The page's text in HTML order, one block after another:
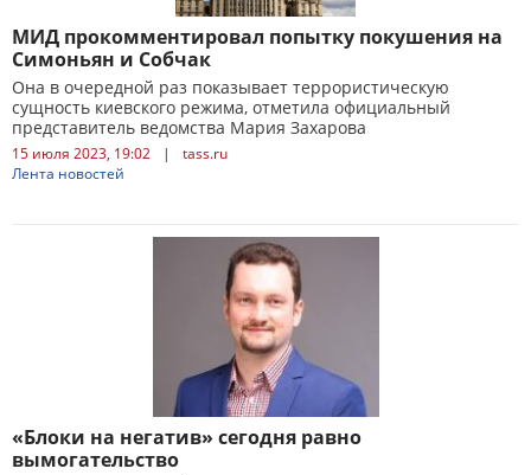
МИД прокомментировал попытку покушения на
Симоньян и Собчак
Она в очередной раз показывает террористическую
сущность киевского режима, отметила официальный
представитель ведомства Мария Захарова
15 июля 2023, 19:02 |
tass.ru
Лента новостей
«Блоки на негатив» сегодня равно
вымогательство